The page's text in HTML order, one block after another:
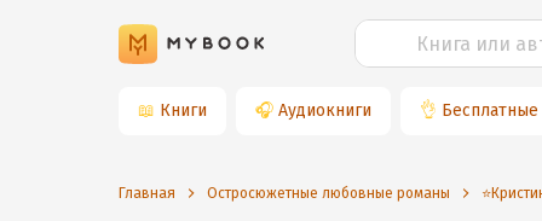
📖 Книги 🎧 Аудиокниги 👌 Бесплатные
Главная Остросюжетные любовные романы